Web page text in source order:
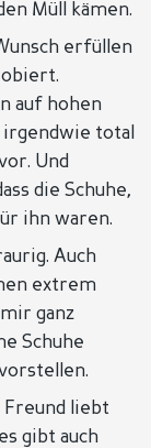
Müll kämen.
erfüllen
auf hohen
irgendwie total
Und
die Schuhe,
ihn waren.
Auch
extrem
ganz
Schuhe
liebt
gibt auch